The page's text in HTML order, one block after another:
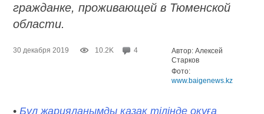
гражданке, проживающей в Тюменской
области.
30 декабря 2019 10.2K 4
Автор: Алексей
Старков
Фото:
www.baigenews.kz
•Бұл жарияланымды қазақ тілінде оқуға